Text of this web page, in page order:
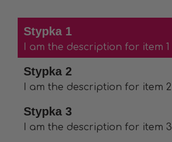
Stypka 1
I am the description for item 1
Stypka 2
I am the description for item 2
Stypka 3
I am the description for item 3